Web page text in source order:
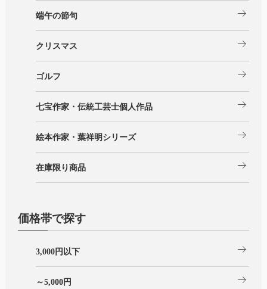
端午の節句 arrow_right_alt
クリスマス arrow_right_alt
ゴルフ arrow_right_alt
七宝作家・伝統工芸士個人作品 arrow_right_alt
絵本作家・葉祥明シリーズ arrow_right_alt
在庫限り商品 arrow_right_alt
価格帯で探す
3,000円以下 arrow_right_alt
～5,000円 arrow_right_alt